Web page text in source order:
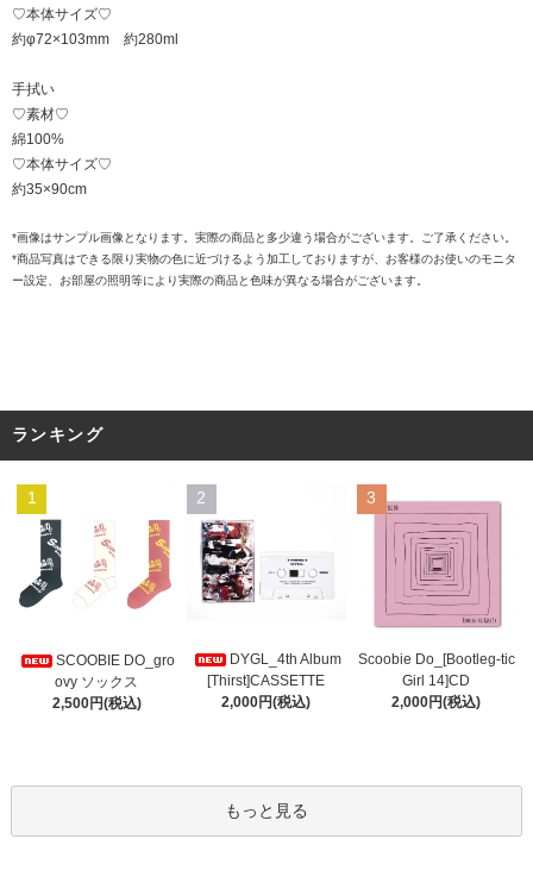
♡本体サイズ♡
約φ72×103mm 約280ml
手拭い
♡素材♡
綿100%
♡本体サイズ♡
約35×90cm
*画像はサンプル画像となります。実際の商品と多少違う場合がございます。ご了承ください。
*商品写真はできる限り実物の色に近づけるよう加工しておりますが、お客様のお使いのモニタ
ー設定、お部屋の照明等により実際の商品と色味が異なる場合がございます。
ランキング
1
SCOOBIE DO_gro
ovy ソックス
2,500円(税込)
2
DYGL_4th Album
[Thirst]CASSETTE
2,000円(税込)
3
Scoobie Do_[Bootleg-tic
Girl 14]CD
2,000円(税込)
もっと見る